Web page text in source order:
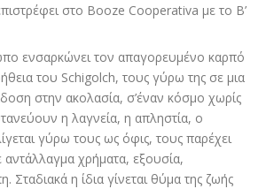
στο Booze Cooperativa με το Β’
ενσαρκώνει τον απαγορευμένο καρπό
του Schigolch, τους γύρω της σε μια
στην ακολασία, σ’έναν κόσμο χωρίς
η λαγνεία, η απληστία, ο
γύρω τους ως όφις, τους παρέχει
χρήματα, εξουσία,
Σταδιακά η ίδια γίνεται θύμα της ζωής